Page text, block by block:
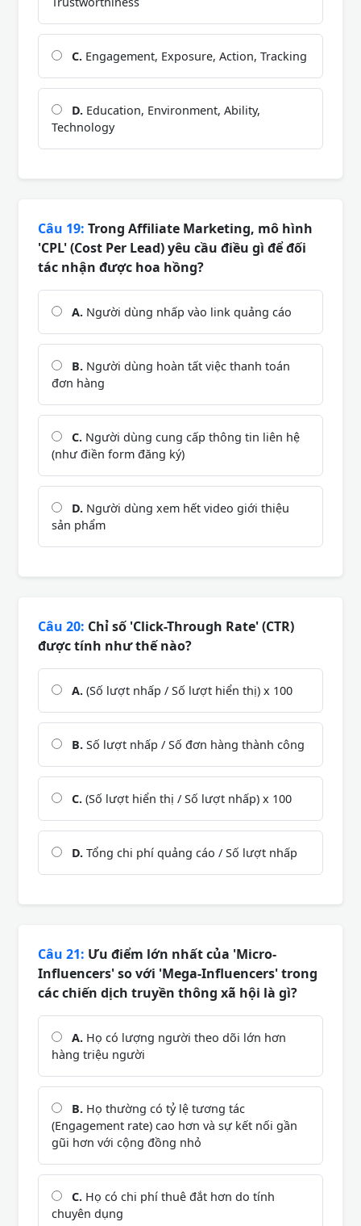
C. Engagement, Exposure, Action, Tracking
D. Education, Environment, Ability,
Technology
Câu 19: Trong Affiliate Marketing, mô hình
'CPL' (Cost Per Lead) yêu cầu điều gì để đối
tác nhận được hoa hồng?
A. Người dùng nhấp vào link quảng cáo
B. Người dùng hoàn tất việc thanh toán
đơn hàng
C. Người dùng cung cấp thông tin liên hệ
(như điền form đăng ký)
D. Người dùng xem hết video giới thiệu
sản phẩm
Câu 20: Chỉ số 'Click-Through Rate' (CTR)
được tính như thế nào?
A. (Số lượt nhấp / Số lượt hiển thị) x 100
B. Số lượt nhấp / Số đơn hàng thành công
C. (Số lượt hiển thị / Số lượt nhấp) x 100
D. Tổng chi phí quảng cáo / Số lượt nhấp
Câu 21: Ưu điểm lớn nhất của 'Micro-
Influencers' so với 'Mega-Influencers' trong
các chiến dịch truyền thông xã hội là gì?
A. Họ có lượng người theo dõi lớn hơn
hàng triệu người
B. Họ thường có tỷ lệ tương tác
(Engagement rate) cao hơn và sự kết nối gần
gũi hơn với cộng đồng nhỏ
C. Họ có chi phí thuê đắt hơn do tính
chuyên dụng